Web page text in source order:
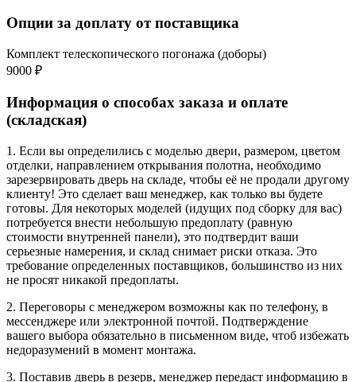
Опции за доплату от поставщика
Комплект телескопического погонажа (доборы)
9000 ₽
Информация о способах заказа и оплате
(складская)
1. Если вы определились с моделью двери, размером, цветом
отделки, направлением открывания полотна, необходимо
зарезервировать дверь на складе, чтобы её не продали другому
клиенту! Это сделает ваш менеджер, как только вы будете
готовы. Для некоторых моделей (идущих под сборку для вас)
потребуется внести небольшую предоплату (равную
стоимости внутренней панели), это подтвердит ваши
серьезные намерения, и склад снимает риски отказа. Это
требование определенных поставщиков, большинство из них
не просят никакой предоплаты.
2. Переговоры с менеджером возможны как по телефону, в
мессенджере или электронной почтой. Подтверждение
вашего выбора обязательно в письменном виде, чтоб избежать
недоразумений в момент монтажа.
3. Поставив дверь в резерв, менеджер передаст информацию в